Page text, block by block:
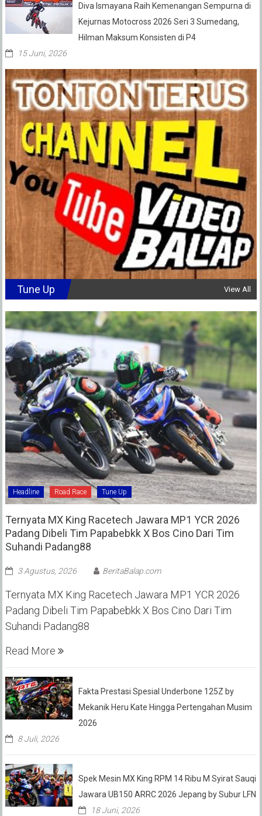
Diva Ismayana Raih Kemenangan Sempurna di
Kejurnas Motocross 2026 Seri 3 Sumedang,
Hilman Maksum Konsisten di P4
15 Juni, 2026
Tune Up View All
Headline Road Race Tune Up
Ternyata MX King Racetech Jawara MP1 YCR 2026
Padang Dibeli Tim Papabebkk X Bos Cino Dari Tim
Suhandi Padang88
3 Agustus, 2026 BeritaBalap.com
Ternyata MX King Racetech Jawara MP1 YCR 2026
Padang Dibeli Tim Papabebkk X Bos Cino Dari Tim
Suhandi Padang88
Read More
Fakta Prestasi Spesial Underbone 125Z by
Mekanik Heru Kate Hingga Pertengahan Musim
2026
8 Juli, 2026
Spek Mesin MX King RPM 14 Ribu M Syirat Sauqi
Jawara UB150 ARRC 2026 Jepang by Subur LFN
18 Juni, 2026